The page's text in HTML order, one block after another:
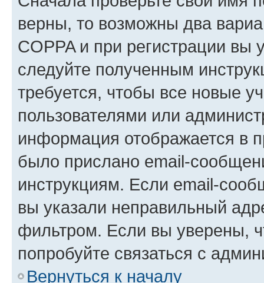
верны, то возможны два
COPPA и при регистрации вы
следуйте полученным
требуется, чтобы все новые
пользователями или
информация отображается в
было прислано email-
инструкциям. Если email-
вы указали неправильный
фильтром. Если вы уверены,
попробуйте связаться с
Вернуться к началу